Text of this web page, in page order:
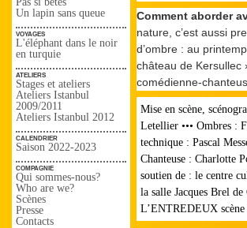
Un lapin sans queue
voyages
L'éléphant dans le noir
en turquie
ateliers
Stages et ateliers
Ateliers Istanbul
2009/2011
Ateliers Istanbul 2012
calendrier
Saison 2022-2023
compagnie
Qui sommes-nous?
Who are we?
Scènes
Presse
Contacts
Comment aborder
nature, c’est aussi
d’ombre : au
château de Kersullec
comédienne-
Mise en scène,
Letellier ••• Ombres :
technique : Pascal
Chanteuse : Charlotte
soutien de : le centre
la salle Jacques Brel
L’ENTREDEUX scène